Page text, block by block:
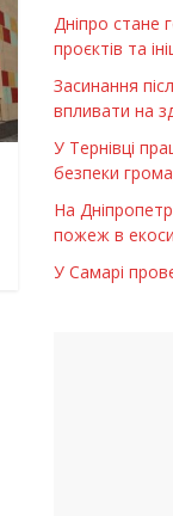
Дніпро стане
проєктів та
Засинання
впливати на
У Тернівці
безпеки
На
пожеж в
У Самарі